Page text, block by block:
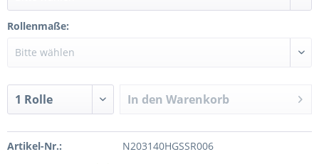
Rollenmaße:
In den Warenkorb
Artikel-Nr.:
N203140HGSSR006